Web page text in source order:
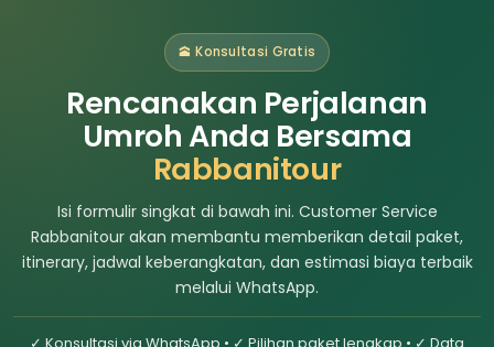
🕋 Konsultasi Gratis
Rencanakan Perjalanan
Umroh Anda Bersama
Rabbanitour
Isi formulir singkat di bawah ini. Customer Service
Rabbanitour akan membantu memberikan detail paket,
itinerary, jadwal keberangkatan, dan estimasi biaya terbaik
melalui WhatsApp.